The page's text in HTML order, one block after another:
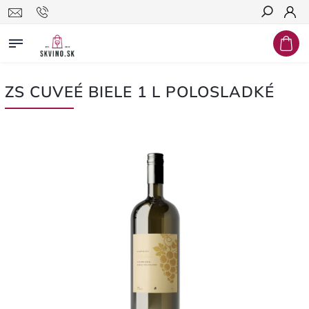
Hľadať
ZS CUVEÉ BIELE 1 L POLOSLADKÉ